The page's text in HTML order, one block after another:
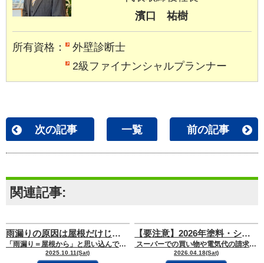
濱口 祐樹
所有資格：
外壁診断士
2級ファイナンシャルプランナー
次の記事 一覧 前の記事
関連記事:
雨漏りの原因は屋根だけじゃない？見落とされがちな外壁からの雨漏りに注意！
「雨漏り＝屋根から」と思い込んでいませんか？実は、雨漏りは屋根だけでなく、外壁
2025.10.11(Sat)
【要注意】2026年塗料・シンナーが値上がり中？「ウッドショック」から学ぶ外壁塗装のベストなタイミングと値上げの真実
スーパーでの買い物や電気代の請求書を見るたびに、日々の生活の中で物価の上昇を
2026.04.18(Sat)